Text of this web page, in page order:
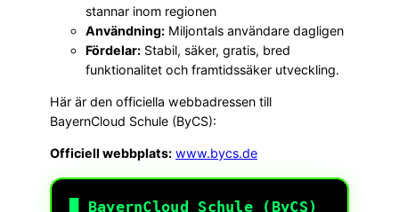
stannar inom regionen
Användning: Miljontals användare dagligen
Fördelar: Stabil, säker, gratis, bred
funktionalitet och framtidssäker utveckling.
Här är den officiella webbadressen till
BayernCloud Schule (ByCS):
Officiell webbplats: www.bycs.de
█ BayernCloud Schule (ByCS)